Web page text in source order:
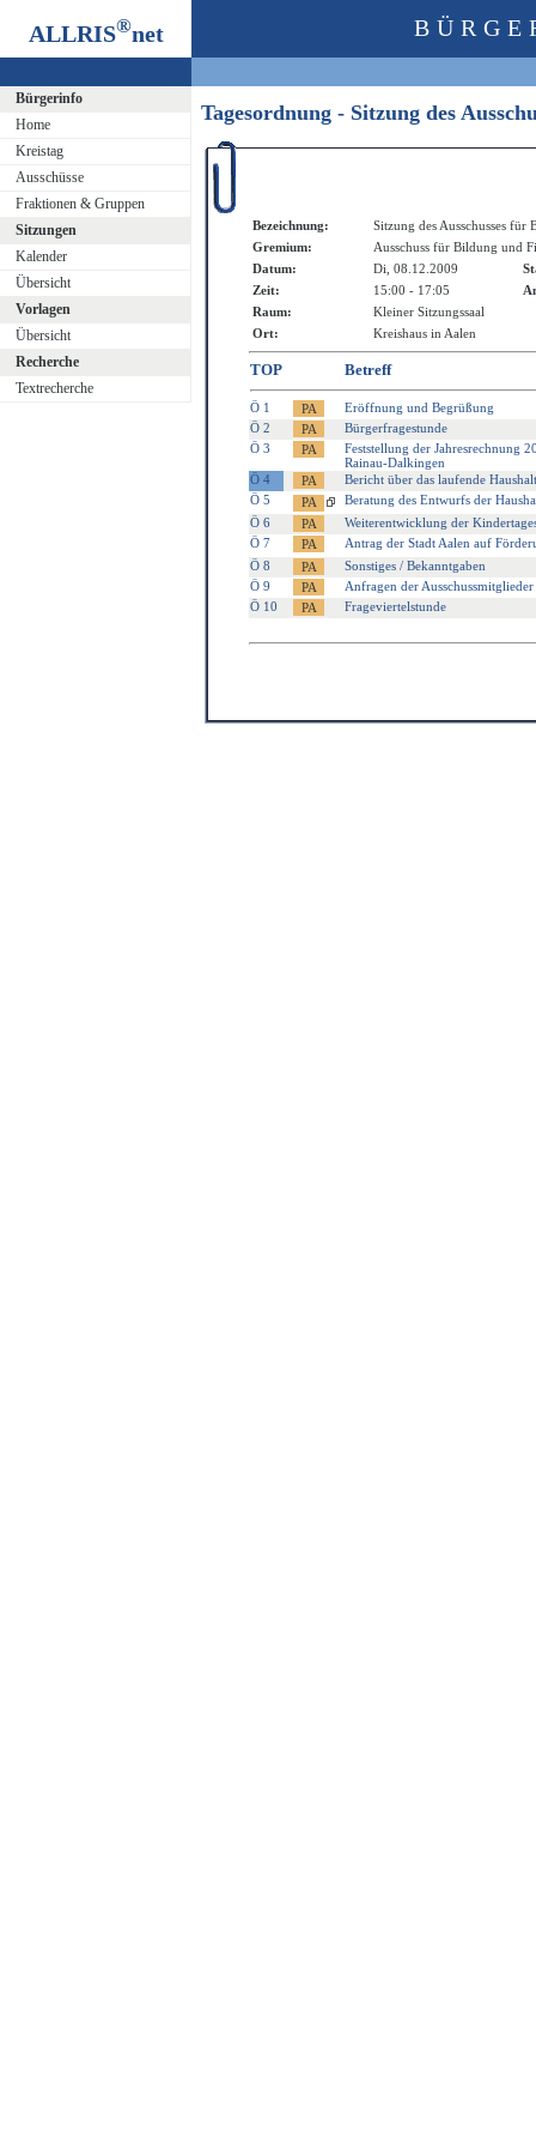
ALLRIS®net
Bürgerinfo
Home
Kreistag
Ausschüsse
Fraktionen & Gruppen
Sitzungen
Kalender
Übersicht
Vorlagen
Übersicht
Recherche
Textrecherche
Tagesordnung - Sitzung des
Bezeichnung:
Sitzung des Ausschusses für
Gremium:
Ausschuss für Bildung und
Datum:
Di, 08.12.2009
Zeit:
15:00 - 17:05
Raum:
Kleiner Sitzungssaal
Ort:
Kreishaus in Aalen
TOP Betreff
Ö 1
Eröffnung und Begrüßung
Ö 2
Bürgerfragestunde
Ö 3
Feststellung der Jahresrechnung
Rainau-Dalkingen
Ö 4
Bericht über das laufende
Ö 5
Beratung des Entwurfs der
Ö 6
Weiterentwicklung der
Ö 7
Antrag der Stadt Aalen auf
Ö 8
Sonstiges / Bekanntgaben
Ö 9
Anfragen der Ausschussmitglieder
Ö 10
Frageviertelstunde